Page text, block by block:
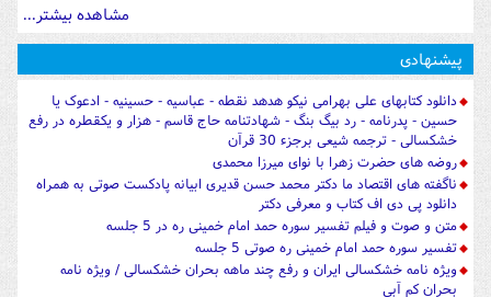
مشاهده بیشتر...
پیشنهادی
دانلود کتابهای علی بهرامی نیکو هدهد نقطه - عباسیه - حسینیه - ادعوک یا
حسین - پدرنامه - رد بیگ بنگ - شهادتنامه حاج قاسم - هزار و یکقطره در رفع
خشکسالی - ترجمه شیعی برجزء 30 قرآن
روضه های حضرت زهرا با نوای میرزا محمدی
ناگفته های اقتصاد ما دکتر محمد حسن قدیری ابیانه پادکست صوتی به همراه
دانلود پی دی اف کتاب و معرفی دکتر
متن و صوت و فیلم تفسیر سوره حمد امام خمینی ره در 5 جلسه
تفسیر سوره حمد امام خمینی ره صوتی 5 جلسه
ویژه نامه خشکسالی ایران و رفع چند ماهه بحران خشکسالی / ویژه نامه
بحران کم آبی